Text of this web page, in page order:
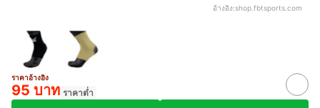
อ้างอิง:shop.fbtsports.com
ราคาอ้างอิง
95 บาท ราคาต่ำ